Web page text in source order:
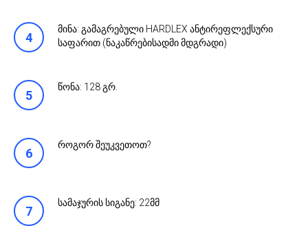
მინა: გამაგრებული HARDLEX ანტირეფლექსური
საფარით (ნაკაწრებისადმი მდგრადი)
წონა: 128 გრ.
როგორ შეუკვეთოთ?
სამაჯურის სიგანე: 22მმ